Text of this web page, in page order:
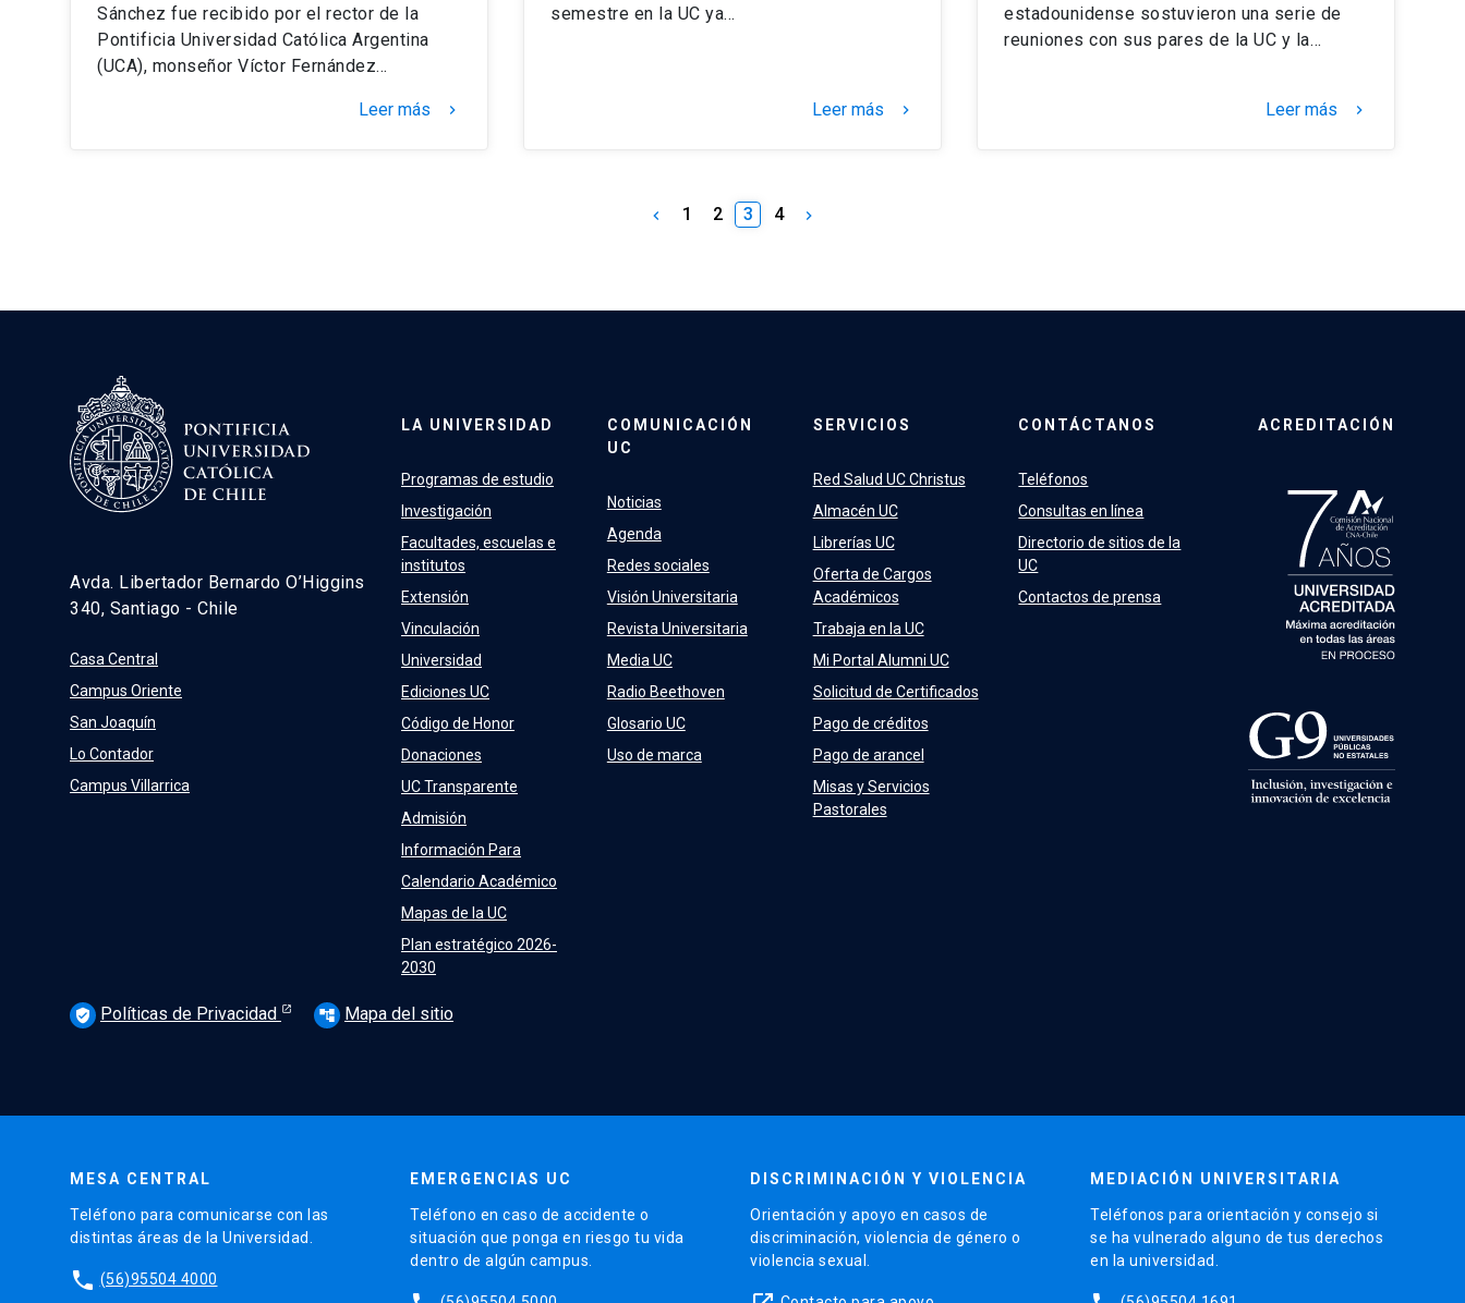
Sánchez fue recibido por el rector de la
Pontificia Universidad Católica Argentina
(UCA), monseñor Víctor Fernández…
Leer más keyboard_arrow_right
semestre en la UC ya…
Leer más keyboard_arrow_right
estadounidense sostuvieron una serie de
reuniones con sus pares de la UC y la…
Leer más keyboard_arrow_right
keyboard_arrow_left 1 2 3 4 keyboard_arrow_right
Avda. Libertador Bernardo O’Higgins
340, Santiago - Chile
Casa Central
Campus Oriente
San Joaquín
Lo Contador
Campus Villarrica
LA UNIVERSIDAD
Programas de estudio
Investigación
Facultades, escuelas e
institutos
Extensión
Vinculación
Universidad
Ediciones UC
Código de Honor
Donaciones
UC Transparente
Admisión
Información Para
Calendario Académico
Mapas de la UC
Plan estratégico 2026-
2030
COMUNICACIÓN
UC
Noticias
Agenda
Redes sociales
Visión Universitaria
Revista Universitaria
Media UC
Radio Beethoven
Glosario UC
Uso de marca
SERVICIOS
Red Salud UC Christus
Almacén UC
Librerías UC
Oferta de Cargos
Académicos
Trabaja en la UC
Mi Portal Alumni UC
Solicitud de Certificados
Pago de créditos
Pago de arancel
Misas y Servicios
Pastorales
CONTÁCTANOS
Teléfonos
Consultas en línea
Directorio de sitios de la
UC
Contactos de prensa
ACREDITACIÓN
verified_user Políticas de Privacidad account_tree Mapa del sitio
MESA CENTRAL
Teléfono para comunicarse con las
distintas áreas de la Universidad.
phone (56)95504 4000
EMERGENCIAS UC
Teléfono en caso de accidente o
situación que ponga en riesgo tu vida
dentro de algún campus.
DISCRIMINACIÓN Y VIOLENCIA
Orientación y apoyo en casos de
discriminación, violencia de género o
violencia sexual.
MEDIACIÓN UNIVERSITARIA
Teléfonos para orientación y consejo si
se ha vulnerado alguno de tus derechos
en la universidad.